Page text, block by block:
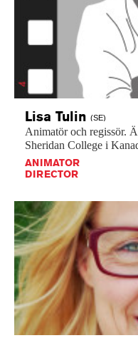
Lisa Tulin (SE)
Animatör och regissör.
Sheridan College i
ANIMATOR
DIRECTOR